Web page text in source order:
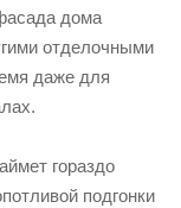
дома
отделочными
даже для
гораздо
подгонки